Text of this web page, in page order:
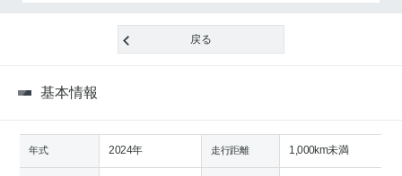
戻る
基本情報
年式 2024年 走行距離 1,000km未満